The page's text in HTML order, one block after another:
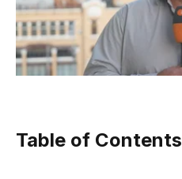
Table of Contents